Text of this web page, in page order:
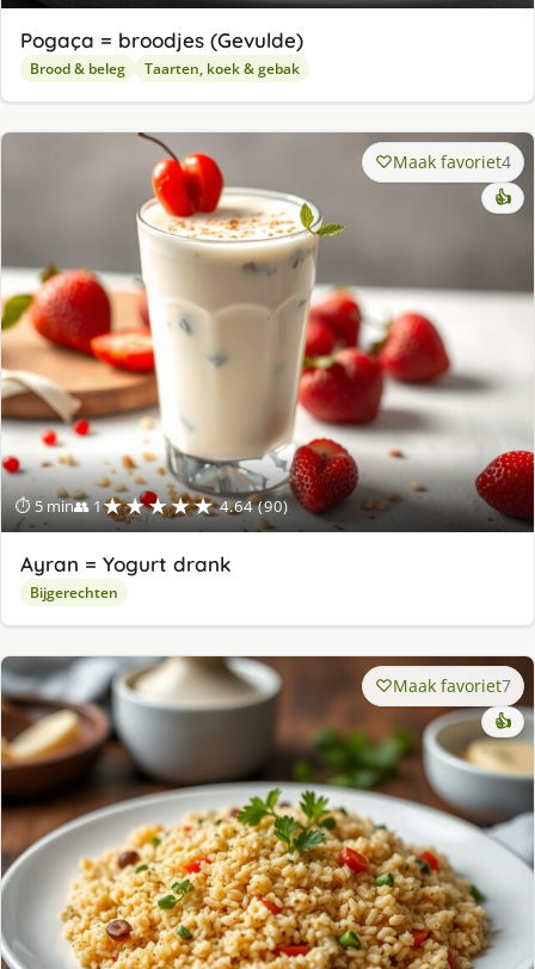
Pogaça = broodjes (Gevulde)
Brood & beleg Taarten, koek & gebak
⏱ 5 min👥 1★★★★★ 4.64 (90)
Maak favoriet4
👍
Ayran = Yogurt drank
Bijgerechten
Maak favoriet7
👍